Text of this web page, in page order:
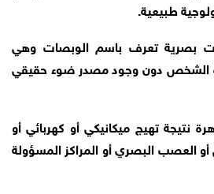
طبيعية.
بصرية تعرف باسم الوبصات وهي
الشخص دون وجود مصدر ضوء حقيقي
نتيجة تهيج ميكانيكي أو كهربائي أو
العصب البصري أو المراكز المسؤولة